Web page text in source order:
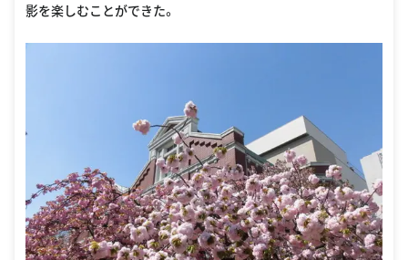
影を楽しむことができた。